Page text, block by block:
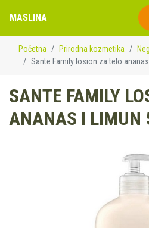
MASLINA
Početna Prirodna kozmetika
Sante Family losion za telo
SANTE FAMILY
ANANAS I LIMUN